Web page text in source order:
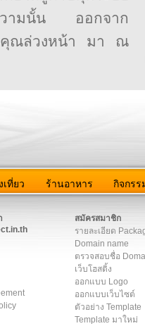
วามนั้น ออกจาก
คุณล่วงหน้า มา ณ
ที่ยว ร้านอาหาร กิจกรร
สมัครสมาชิก
รายละเอียด
Domain name
ตรวจสอบชื่อ
เว็บโฮสติ้ง
ออกแบบ Logo
ออกแบบเว็บไซต์
ตัวอย่าง Template
Template มาใหม่